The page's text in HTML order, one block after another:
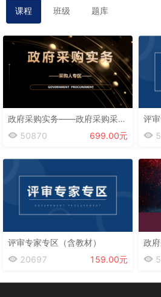
课程 班级 题库
政府采购实务——政府采购采购人专区
50870
699.00元
评
评审专家专区（含教材）
20697
159.00元